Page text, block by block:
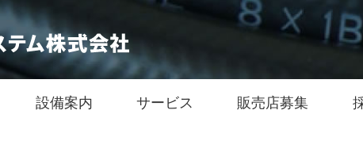
設備案内 サービス 販売店募集